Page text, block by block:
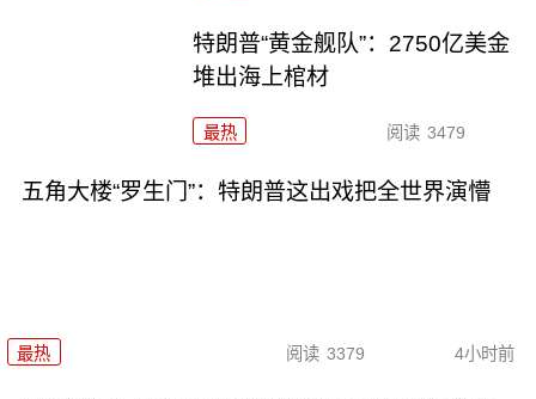
特朗普“黄金舰队”：2750亿美金
堆出海上棺材
最热 阅读 3479
五角大楼“罗生门”：特朗普这出戏把全世界演懵
最热 阅读 3379 4小时前